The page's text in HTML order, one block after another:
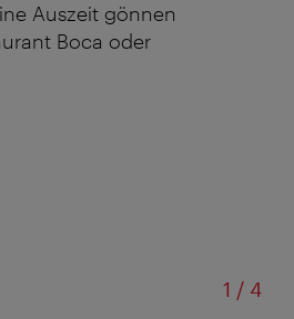
Auszeit gönnen
Boca oder
1 /von
4